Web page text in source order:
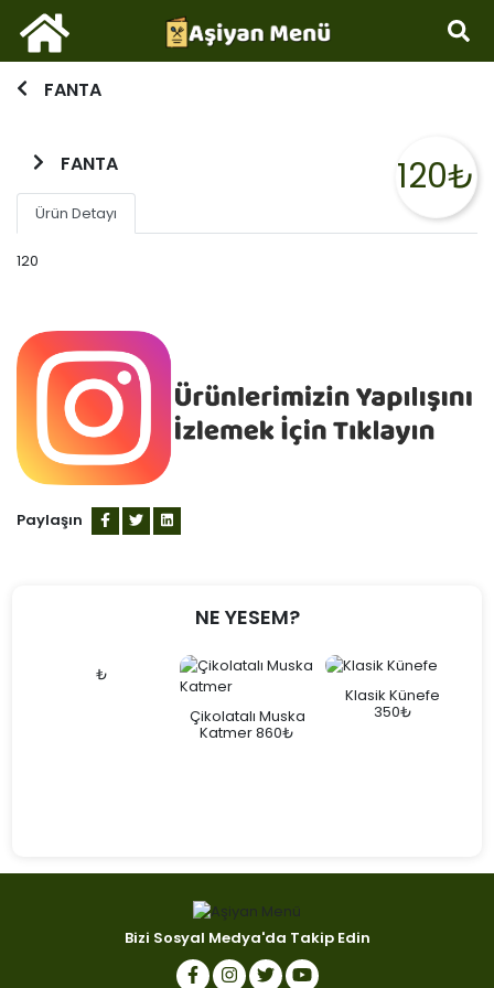
FANTA
120₺
FANTA
Ürün Detayı
120
Paylaşın
NE YESEM?
₺
Çikolatalı Muska
Katmer 860₺
Klasik Künefe
350₺
Bizi Sosyal Medya'da Takip Edin